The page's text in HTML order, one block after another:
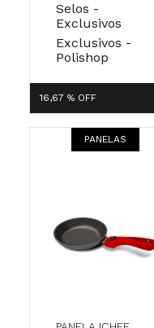
Selos -
Exclusivos
Exclusivos -
Polishop
16,67 % OFF
PANELAS